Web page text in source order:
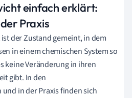
einfach erklärt:
Praxis
der Zustand gemeint, in dem
in einem chemischen System so
keine Veränderung in ihren
gibt. In den
in der Praxis finden sich